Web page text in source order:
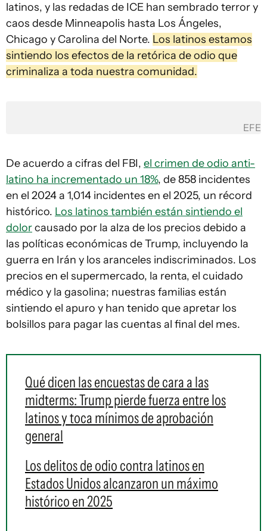
latinos, y las redadas de ICE han sembrado terror y
caos desde Minneapolis hasta Los Ángeles,
Chicago y Carolina del Norte. Los latinos estamos
sintiendo los efectos de la retórica de odio que
criminaliza a toda nuestra comunidad.
EFE
De acuerdo a cifras del FBI, el crimen de odio anti-
latino ha incrementado un 18%, de 858 incidentes
en el 2024 a 1,014 incidentes en el 2025, un récord
histórico. Los latinos también están sintiendo el
dolorcausado por la alza de los precios debido a
las políticas económicas de Trump, incluyendo la
guerra en Irán y los aranceles indiscriminados. Los
precios en el supermercado, la renta, el cuidado
médico y la gasolina; nuestras familias están
sintiendo el apuro y han tenido que apretar los
bolsillos para pagar las cuentas al final del mes.
Qué dicen las encuestas de cara a las
midterms: Trump pierde fuerza entre los
latinos y toca mínimos de aprobación
general
Los delitos de odio contra latinos en
Estados Unidos alcanzaron un máximo
histórico en 2025